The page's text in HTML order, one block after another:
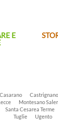
E
Casarano
Montesano
Santa Cesarea Terme
Tuglie
Ugento